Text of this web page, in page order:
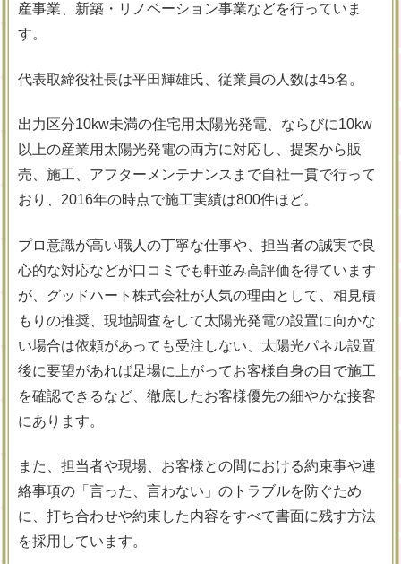
産事業、新築・リノベーション事業などを行っていま
す。
代表取締役社長は平田輝雄氏、従業員の人数は45名。
出力区分10kw未満の住宅用太陽光発電、ならびに10kw
以上の産業用太陽光発電の両方に対応し、提案から販
売、施工、アフターメンテナンスまで自社一貫で行って
おり、2016年の時点で施工実績は800件ほど。
プロ意識が高い職人の丁寧な仕事や、担当者の誠実で良
心的な対応などが口コミでも軒並み高評価を得ています
が、グッドハート株式会社が人気の理由として、相見積
もりの推奨、現地調査をして太陽光発電の設置に向かな
い場合は依頼があっても受注しない、太陽光パネル設置
後に要望があれば足場に上がってお客様自身の目で施工
を確認できるなど、徹底したお客様優先の細やかな接客
にあります。
また、担当者や現場、お客様との間における約束事や連
絡事項の「言った、言わない」のトラブルを防ぐため
に、打ち合わせや約束した内容をすべて書面に残す方法
を採用しています。